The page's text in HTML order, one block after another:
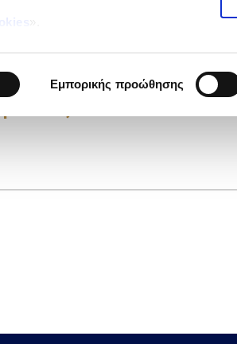
».
Εμπορικής προώθησης
Μάθετε τα
μας...